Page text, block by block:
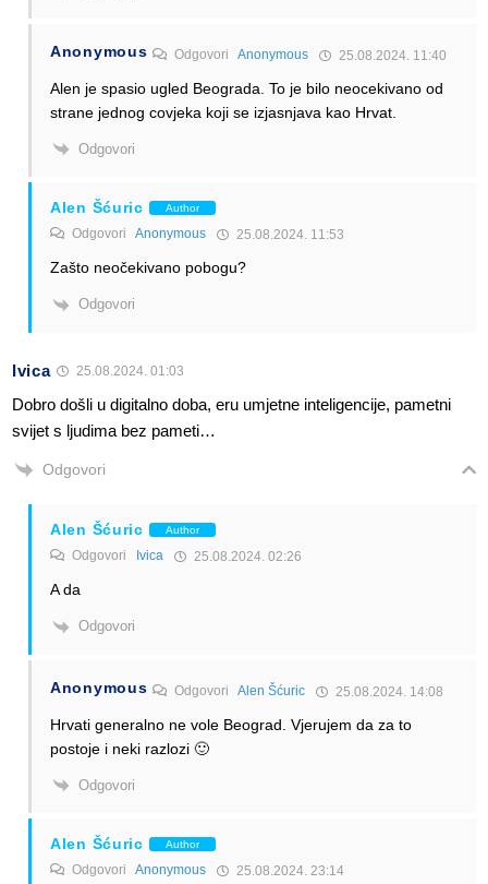
Anonymous OdgovoriAnonymous 25.08.2024. 11:40
Alen je spasio ugled Beograda. To je bilo neocekivano od
strane jednog covjeka koji se izjasnjava kao Hrvat.
Odgovori
Alen Šćuric Author
Odgovori Anonymous 25.08.2024. 11:53
Zašto neočekivano pobogu?
Odgovori
Ivica 25.08.2024. 01:03
Dobro došli u digitalno doba, eru umjetne inteligencije, pametni
svijet s ljudima bez pameti…
Odgovori
Alen Šćuric Author
Odgovori Ivica 25.08.2024. 02:26
A da
Odgovori
Anonymous OdgovoriAlen Šćuric 25.08.2024. 14:08
Hrvati generalno ne vole Beograd. Vjerujem da za to
postoje i neki razlozi 🙂
Odgovori
Alen Šćuric Author
Odgovori Anonymous 25.08.2024. 23:14